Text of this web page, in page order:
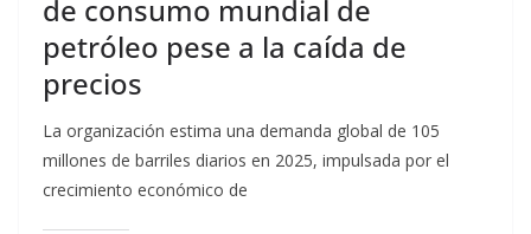
de consumo mundial de
petróleo pese a la caída de
precios
La organización estima una demanda global de 105
millones de barriles diarios en 2025, impulsada por el
crecimiento económico de